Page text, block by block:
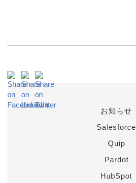
お知らせ
Salesforce
Quip
Pardot
HubSpot